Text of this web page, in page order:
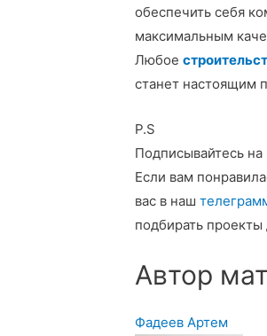
обеспечить себя
максимальным
Любоестроительс
станет настоящим
P.S
Подписывайтесь на
Если вам
вас в наш
подбирать
Автор
Фадеев Артем